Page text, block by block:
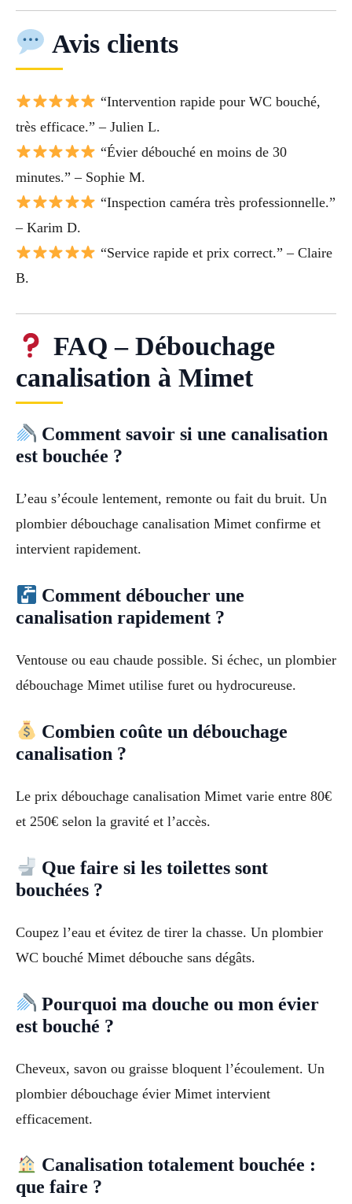
Avis clients
“Intervention rapide pour WC bouché,
très efficace.” – Julien L.
“Évier débouché en moins de 30
minutes.” – Sophie M.
“Inspection caméra très professionnelle.”
– Karim D.
“Service rapide et prix correct.” – Claire
B.
FAQ – Débouchage
canalisation à Mimet
Comment savoir si une canalisation
est bouchée ?
L’eau s’écoule lentement, remonte ou fait du bruit. Un
plombier débouchage canalisation Mimet confirme et
intervient rapidement.
Comment déboucher une
canalisation rapidement ?
Ventouse ou eau chaude possible. Si échec, un plombier
débouchage Mimet utilise furet ou hydrocureuse.
Combien coûte un débouchage
canalisation ?
Le prix débouchage canalisation Mimet varie entre 80€
et 250€ selon la gravité et l’accès.
Que faire si les toilettes sont
bouchées ?
Coupez l’eau et évitez de tirer la chasse. Un plombier
WC bouché Mimet débouche sans dégâts.
Pourquoi ma douche ou mon évier
est bouché ?
Cheveux, savon ou graisse bloquent l’écoulement. Un
plombier débouchage évier Mimet intervient
efficacement.
Canalisation totalement bouchée :
que faire ?